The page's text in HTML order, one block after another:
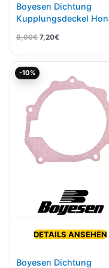
Boyesen Dichtung
Kupplungsdeckel
8,00€ 7,20€
-10%
DETAILS ANSEHEN
Boyesen Dichtung
Preis
war:
8,00€
Preis
ist:
7,20€.